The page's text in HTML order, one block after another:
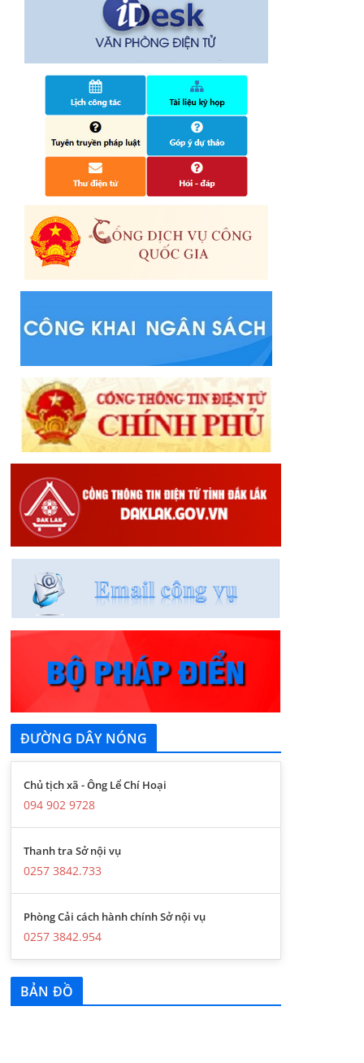
Quyết định công bố nhóm thủ tục hành
chính liên thông điện tử, khai sinh, cấp thẻ
bảo hiểm y tế trẻ em dưới 6 tuổi, đăng ký
tạm trú
25/06/2024
ĐƯỜNG DÂY NÓNG
Chủ tịch xã - Ông Lể Chí Hoại
094 902 9728
Thanh tra Sở nội vụ
0257 3842.733
Phòng Cải cách hành chính Sở nội vụ
0257 3842.954
BẢN ĐỒ